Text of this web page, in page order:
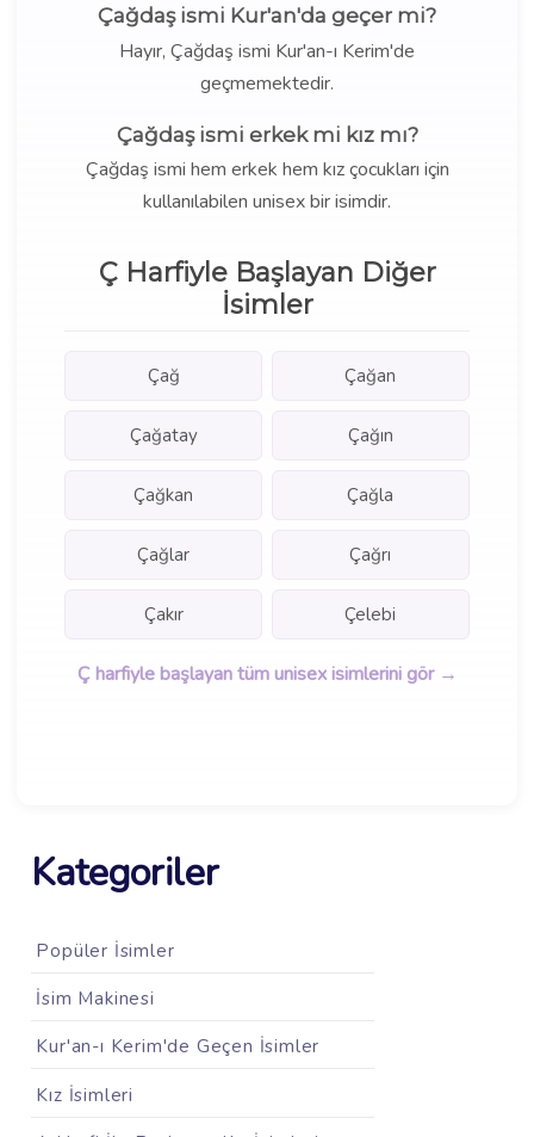
Çağdaş ismi Kur'an'da geçer mi?
Hayır, Çağdaş ismi Kur'an-ı Kerim'de
geçmemektedir.
Çağdaş ismi erkek mi kız mı?
Çağdaş ismi hem erkek hem kız çocukları için
kullanılabilen unisex bir isimdir.
Ç Harfiyle Başlayan Diğer
İsimler
Çağ Çağan
Çağatay Çağın
Çağkan Çağla
Çağlar Çağrı
Çakır Çelebi
Ç harfiyle başlayan tüm unisex isimlerini gör →
Kategoriler
Popüler İsimler
İsim Makinesi
Kur'an-ı Kerim'de Geçen İsimler
Kız İsimleri